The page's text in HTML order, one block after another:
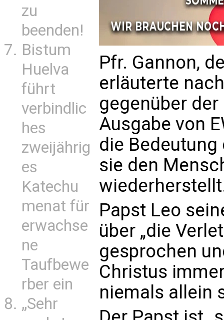
zu
beenden!
Bistum
Huelva
führt
verbindlic
hes
zweijährig
es
Katechu
menat für
erwachse
ne
Taufbewe
rber ein
„Sehr
Pfr. Gannon,
erläuterte
gegenüber
Ausgabe von
die
sie den
Papst Leo
über „die
gesprochen
Christus
niemals allein